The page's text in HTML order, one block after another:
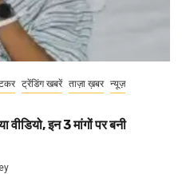
ट्रेंडिंग खबरें ताज़ा ख़बर न्यूज़
इन 3 मांगों पर बनी